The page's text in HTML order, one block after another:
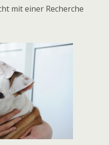
mit einer Recherche